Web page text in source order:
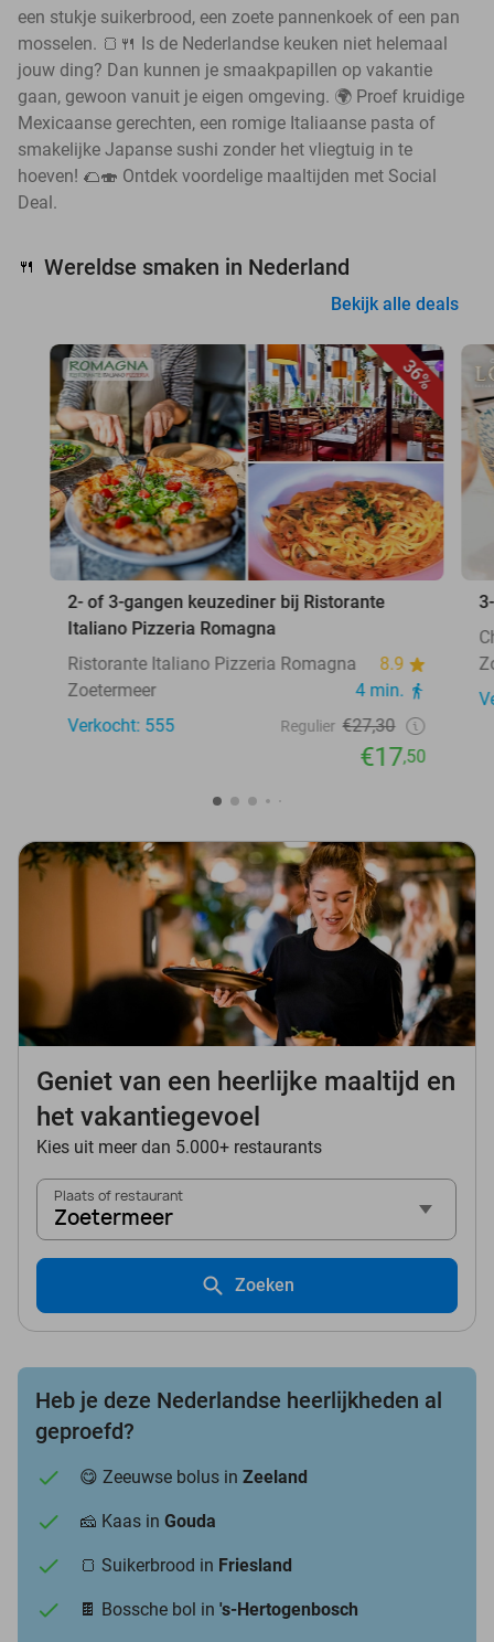
een stukje suikerbrood, een zoete pannenkoek of een pan
mosselen. 🍞🍴 Is de Nederlandse keuken niet helemaal
jouw ding? Dan kunnen je smaakpapillen op vakantie
gaan, gewoon vanuit je eigen omgeving. 🌍 Proef kruidige
Mexicaanse gerechten, een romige Italiaanse pasta of
smakelijke Japanse sushi zonder het vliegtuig in te
hoeven! 🌮🍣 Ontdek voordelige maaltijden met Social
Deal.
🍴 Wereldse smaken in Nederland
Bekijk alle deals
36%
2- of 3-gangen keuzediner bij Ristorante
Italiano Pizzeria Romagna
Ristorante Italiano Pizzeria Romagna
8.9
Zoetermeer
4 min.
Verkocht: 555
Regulier €27,30
€17,50
Geniet van een heerlijke maaltijd en
het vakantiegevoel
Kies uit meer dan 5.000+ restaurants
Plaats of restaurant
Zoetermeer
Zoeken
Heb je deze Nederlandse heerlijkheden al
geproefd?
😋 Zeeuwse bolus in Zeeland
🧀 Kaas in Gouda
🍞 Suikerbrood in Friesland
🍫 Bossche bol in 's-Hertogenbosch